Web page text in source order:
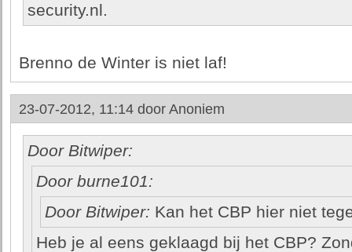
security.nl.
Brenno de Winter is niet laf!
23-07-2012, 11:14 door Anoniem
Door Bitwiper:
Door burne101:
Door Bitwiper: Kan het CBP hier niet
Heb je al eens geklaagd bij het CBP?